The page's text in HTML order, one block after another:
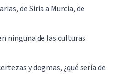
de Siria a Murcia, de
ninguna de las culturas
y dogmas, ¿qué sería de